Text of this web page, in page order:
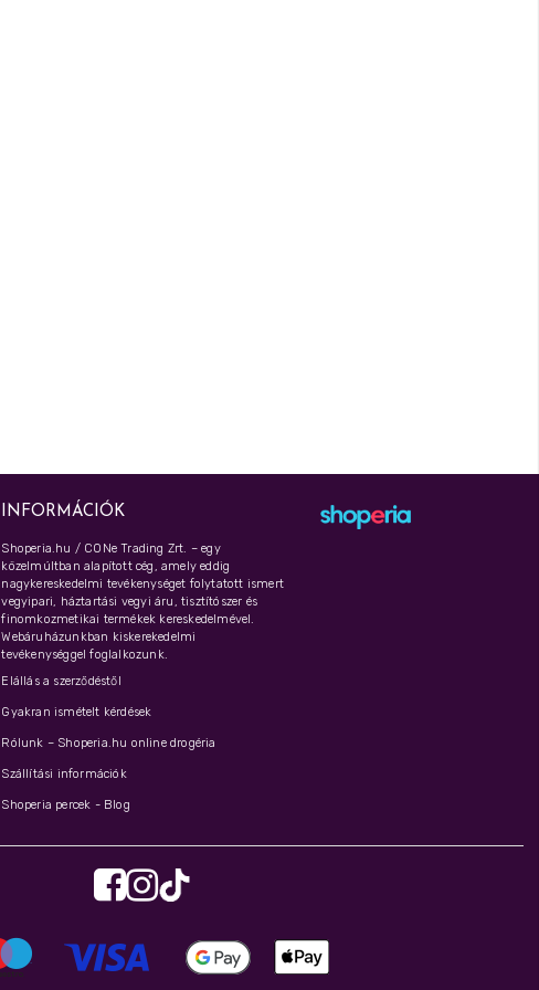
INFORMÁCIÓK
Shoperia.hu / CONe Trading Zrt. – egy
közelmúltban alapított cég, amely eddig
nagykereskedelmi tevékenységet folytatott ismert
vegyipari, háztartási vegyi áru, tisztítószer és
finomkozmetikai termékek kereskedelmével.
Webáruházunkban kiskerekedelmi
tevékenységgel foglalkozunk.
Elállás a szerződéstől
Gyakran ismételt kérdések
Rólunk – Shoperia.hu online drogéria
Szállítási információk
Shoperia percek - Blog